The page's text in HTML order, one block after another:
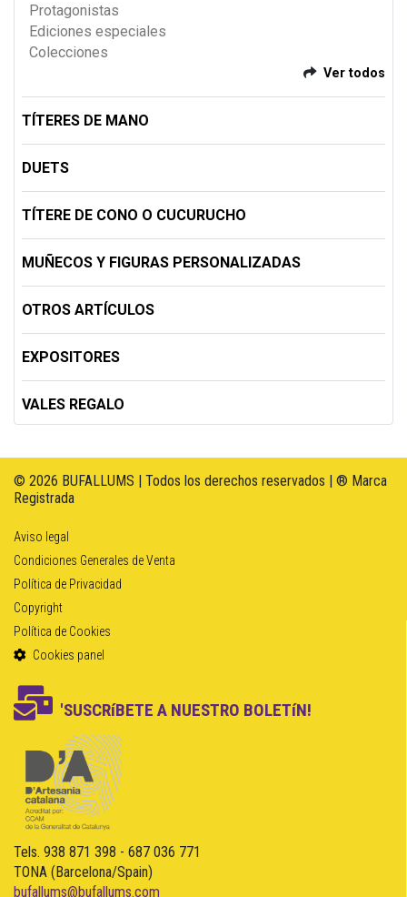
Protagonistas
Ediciones especiales
Colecciones
Ver todos
TÍTERES DE MANO
DUETS
TÍTERE DE CONO O CUCURUCHO
MUÑECOS Y FIGURAS PERSONALIZADAS
OTROS ARTÍCULOS
EXPOSITORES
VALES REGALO
© 2026 BUFALLUMS | Todos los derechos reservados | ® Marca
Registrada
Aviso legal
Condiciones Generales de Venta
Política de Privacidad
Copyright
Política de Cookies
Cookies panel
'SUSCRíBETE A NUESTRO BOLETíN!
Tels. 938 871 398 - 687 036 771
TONA (Barcelona/Spain)
bufallums@bufallums.com